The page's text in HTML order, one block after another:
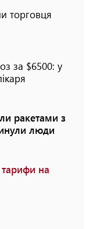
торговця
за $6500: у
ракетами з
люди
тарифи на